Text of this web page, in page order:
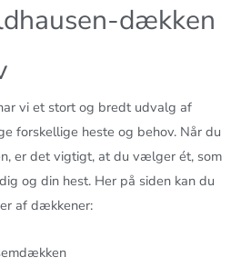
dækken
vi et stort og bredt udvalg af
forskellige heste og behov. Når du
er det vigtigt, at du vælger ét, som
og din hest. Her på siden kan du
af dækkener: